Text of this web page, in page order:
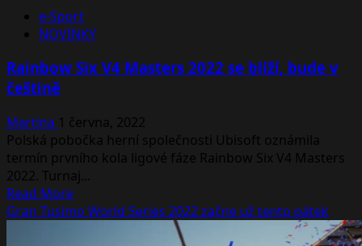
e-
sportová
European
e-Sport
NOVINKY
Rainbow Six V4 Masters 2022 se blíží, bude v
češtině
Martina 1 června, 2022
Polská pobočka herní společnosti Ubisoft oznámila
termín prvního kola ligové fáze Rainbow Six V4 Masters
2022. Turnaj...
Read MoreRead
more
Gran Tusimo World Series 2022 začne už tento pátek